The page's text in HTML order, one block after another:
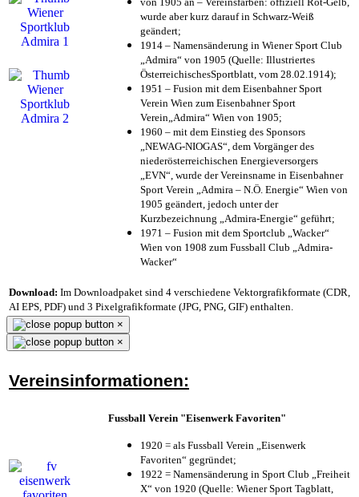
wurde aber kurz darauf in Schwarz-Weiß
geändert;
1914 – Namensänderung in Wiener Sport Club
„Admira“ von 1905 (Quelle: Illustriertes
ÖsterreichischesSportblatt, vom 28.02.1914);
1951 – Fusion mit dem Eisenbahner Sport
Verein Wien zum Eisenbahner Sport
Verein„Admira“ Wien von 1905;
1960 – mit dem Einstieg des Sponsors
„NEWAG-NIOGAS“, dem Vorgänger des
niederösterreichischen Energieversorgers
„EVN“, wurde der Vereinsname in Eisenbahner
Sport Verein „Admira – N.Ö. Energie“ Wien von
1905 geändert, jedoch unter der
Kurzbezeichnung „Admira-Energie“ geführt;
1971 – Fusion mit dem Sportclub „Wacker“
Wien von 1908 zum Fussball Club „Admira-
Wacker“
Download: Im Downloadpaket sind 4 verschiedene Vektorgrafikformate (CDR,
AI EPS, PDF) und 3 Pixelgrafikformate (JPG, PNG, GIF) enthalten.
×
×
Vereinsinformationen:
Fussball Verein "Eisenwerk Favoriten"
1920 = als Fussball Verein „Eisenwerk
Favoriten“ gegründet;
1922 = Namensänderung in Sport Club „Freiheit
X“ von 1920 (Quelle: Wiener Sport Tagblatt,